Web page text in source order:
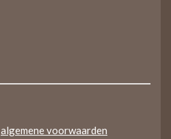
algemene voorwaarden